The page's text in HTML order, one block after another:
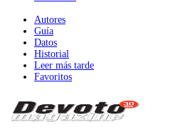
Autores
Guía
Datos
Historial
Leer más tarde
Favoritos